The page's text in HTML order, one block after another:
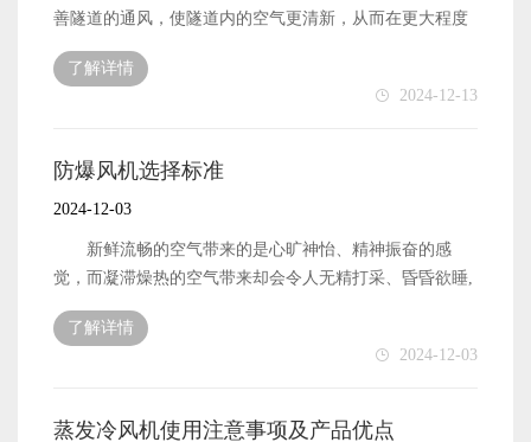
用。可在车间安装和使用开放式和半开放式空调。非常适
保。 蒸发式冷凝器风机的制造门槛 然而，由于空
气冷却器的制造门槛较低，销售市场上有许多空气冷却器
制造商、材料选择和加工技术不同，价格也肯定不同。
工业蒸发冷却风机在加工厂投入运行后，全自然通风
的实际效果大大提高。生产车间比以前凉爽舒适，刺鼻的
灰尘也消失了。舒适的办公环境提高了生产车间员工的工
作积极性和工作效率。 蒸发式冷凝器风机的优点
机功率只有1.1KW，也就是说，一小时只消耗1千瓦时的电
力，这比空调更具成本效益；如果在更大的环境中进行冷
善隧道的通风，使隧道内的空气更清新，从而在更大程度
上减少隧道内的事故。因为经过了解,过去隧道里的大部分
事故都是因为视线不太清楚。视线不清晰的原因是隧道混
浊，灰尘较多，视线模糊。为了更好地应对这种情况，隧
因为我们觉得风扇设备是用来通风的，所以它在隧道
选择风机设备的布置和数量。有了这样的设备，如果继续
工作，隧道中的灰尘可以更快地清除。当车辆驶来时，它
可以获得更清晰的视野，尽管它可以降低发生事故的可能
运行，以便在隧道内创造更好的驾驶环境。 空冷器风
机设备的普及程度如何？ 在有人提出这样的概念后，
的很好。它已经被记录了一段时间。隧道风机设备使用
了解详情
2024-12-13
防爆风机选择标准
2024-12-03
新鲜流畅的空气带来的是心旷神怡、精神振奋的感
觉，而凝滞燥热的空气带来却会令人无精打采、昏昏欲睡,
归其原因，人体周围空气的流动能够促使体液的蒸发，起
到自然降温的作用，从而避免了因排热不畅而引起的不适
反应。但是防爆风机的应用却不像大部分风机一样。
防爆风机是应用在有爆炸危险的场合的风机，它除了
了解详情
2024-12-03
蒸发冷风机使用注意事项及产品优点